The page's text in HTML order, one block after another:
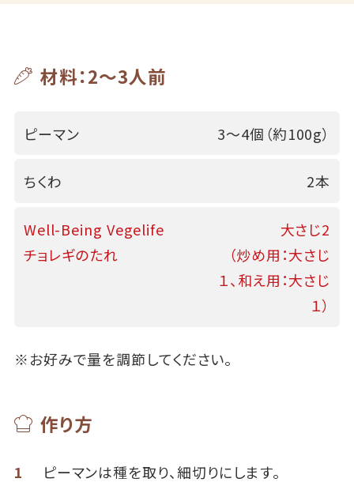
材料：2～3人前
ピーマン 3～4個（約100g）
ちくわ 2本
Well-Being Vegelife
チョレギのたれ
大さじ2
（炒め用：大さじ
１、和え用：大さじ
１）
※お好みで量を調節してください。
作り方
1
ピーマンは種を取り、細切りにします。